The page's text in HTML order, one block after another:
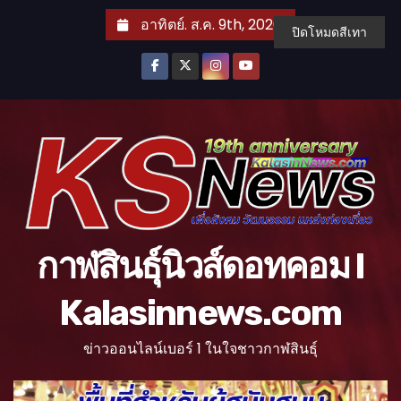
อาทิตย์. ส.ค. 9th, 2026
กาฬสินธุ์นิวส์ดอทคอม l
Kalasinnews.com
ข่าวออนไลน์เบอร์ 1 ในใจชาวกาฬสินธุ์
ปิดโหมดสีเทา